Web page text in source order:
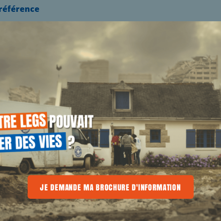
MA BROCHURE D'INFORMATION JE DEMANDE MA BROCHURE
JE DEMANDE MA BROCHURE D'INFORMATION